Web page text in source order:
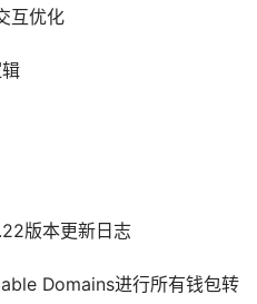
互优化
版本更新日志
Domains进行所有钱包转